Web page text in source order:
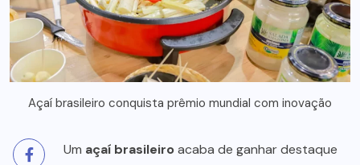
Açaí brasileiro conquista prêmio mundial com inovação
Um açaí brasileiroacaba de ganhar destaque